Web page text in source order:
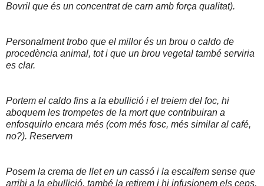
Bovril que és un concentrat de carn amb força qualitat).
Personalment trobo que el millor és un brou o caldo de
procedència animal, tot i que un brou vegetal també serviria
es clar.
Portem el caldo fins a la ebullició i el treiem del foc, hi
aboquem les trompetes de la mort que contribuiran a
enfosquirlo encara més (com més fosc, més similar al café,
no?). Reservem
Posem la crema de llet en un cassó i la escalfem sense que
arribi a la ebullició, també la retirem i hi infusionem els ceps.